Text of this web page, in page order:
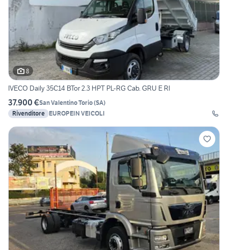
8
IVECO Daily 35C14 BTor 2.3 HPT PL-RG Cab. GRU E RI
37.900 €San Valentino Torio(SA)
Rivenditore EUROPEIN VEICOLI